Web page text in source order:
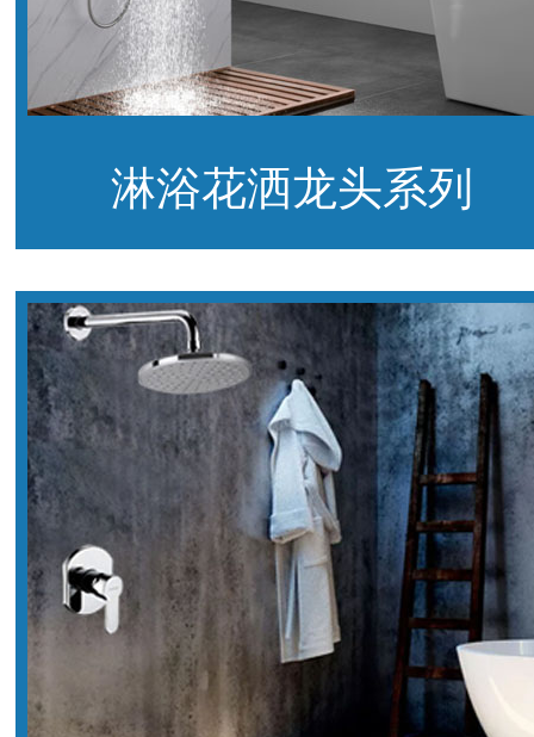
淋浴花洒龙头系列